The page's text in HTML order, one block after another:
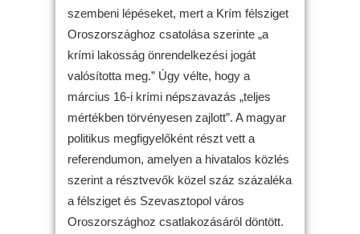
szembeni lépéseket, mert a Krím félsziget
Oroszországhoz csatolása szerinte „a
krími lakosság önrendelkezési jogát
valósította meg.” Úgy vélte, hogy a
március 16-i krími népszavazás „teljes
mértékben törvényesen zajlott”. A magyar
politikus megfigyelőként részt vett a
referendumon, amelyen a hivatalos közlés
szerint a résztvevők közel száz százaléka
a félsziget és Szevasztopol város
Oroszországhoz csatlakozásáról döntött.